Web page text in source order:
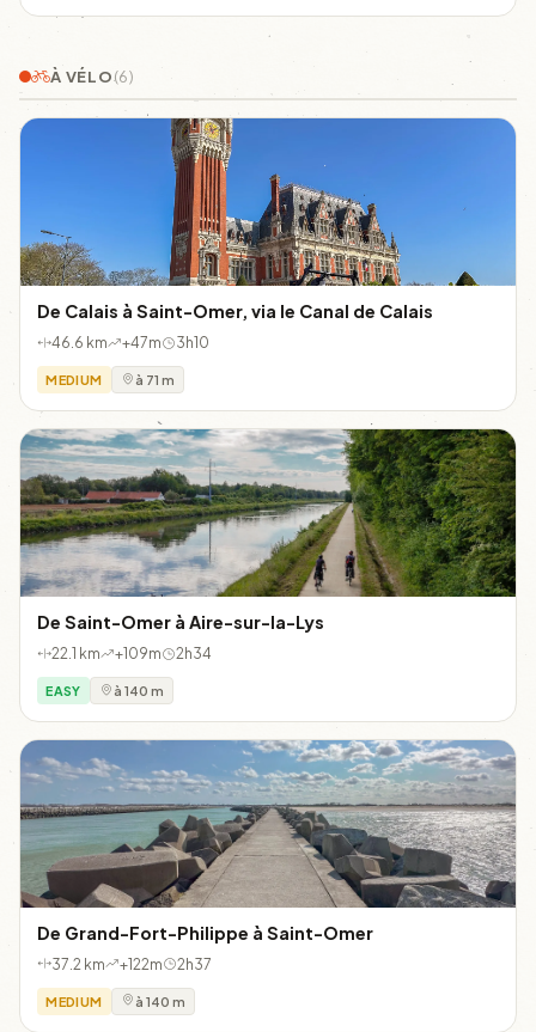
À VÉLO(6)
De Calais à Saint-Omer, via le Canal de Calais
46.6 km +47m 3h10
MEDIUM à 71 m
De Saint-Omer à Aire-sur-la-Lys
22.1 km +109m 2h34
EASY à 140 m
De Grand-Fort-Philippe à Saint-Omer
37.2 km +122m 2h37
MEDIUM à 140 m